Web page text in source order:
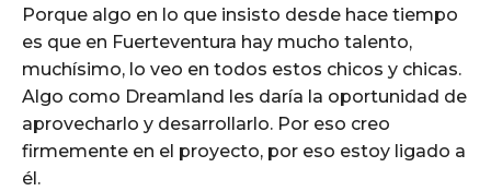
Porque algo en lo que insisto desde hace tiempo
es que en Fuerteventura hay mucho talento,
muchísimo, lo veo en todos estos chicos y chicas.
Algo como Dreamland les daría la oportunidad de
aprovecharlo y desarrollarlo. Por eso creo
firmemente en el proyecto, por eso estoy ligado a
él.